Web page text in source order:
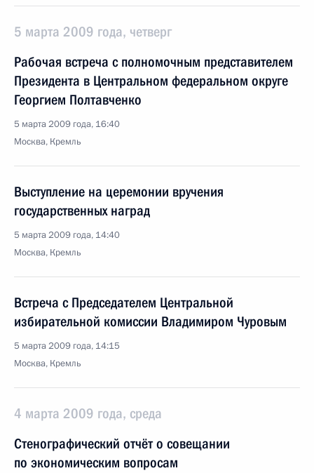
5 марта 2009 года, четверг
Рабочая встреча с полномочным представителем
Президента в Центральном федеральном округе
Георгием Полтавченко
5 марта 2009 года, 16:40
Москва, Кремль
Выступление на церемонии вручения
государственных наград
5 марта 2009 года, 14:40
Москва, Кремль
Встреча с Председателем Центральной
избирательной комиссии Владимиром Чуровым
5 марта 2009 года, 14:15
Москва, Кремль
4 марта 2009 года, среда
Стенографический отчёт о совещании
по экономическим вопросам